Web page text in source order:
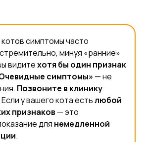
котов симптомы часто
минуя «ранние»
видитехотя бы один признак
симптомы» — не
Позвоните в клинику
Если у вашего кота естьлюбой
признаков — это
для немедленной
.